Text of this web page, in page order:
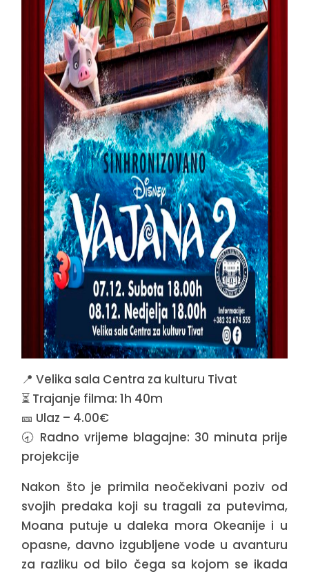
📍 Velika sala Centra za kulturu Tivat
⏳ Trajanje filma: 1h 40m
🎫 Ulaz – 4.00€
🕣 Radno vrijeme blagajne: 30 minuta prije
projekcije
Nakon što je primila neočekivani poziv od
svojih predaka koji su tragali za putevima,
Moana putuje u daleka mora Okeanije i u
opasne, davno izgubljene vode u avanturu
za razliku od bilo čega sa kojom se ikada